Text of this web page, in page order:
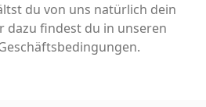
du von uns natürlich dein
dazu findest du in unseren